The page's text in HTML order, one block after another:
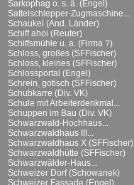
Sarkophag o. s. ä. (Engel)
Sattelschlepper-Zugmaschine...
Schaukel (And. Länder)
Schiff ahoi (Reuter)
Schiffsmühle u. a. (Firma ?)
Schloss, großes (SFFischer)
Schloss, kleines (SFFischer)
Schlossportal (Engel)
Schrein, gotisch (SFFischer)
Schubkarre (Div. VK)
Schule mit Arbeiterdenkmal...
Schuppen im Bau (Div. VK)
Schwarzwald-Hochhaus...
Schwarzwaldhaus III...
Schwarzwaldhaus X (SFFischer)
Schwarzwaldhütte (SFFischer)
Schwarzwälder-Haus...
Schweizer Dorf (Schowanek)
Schweizer Fassade (Engel)